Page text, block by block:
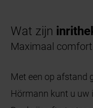
Wat zijn
Maximaal
Met een op afstand
Hörmann kunt u uw